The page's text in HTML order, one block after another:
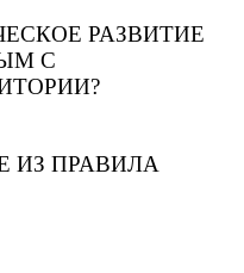
РАЗВИТИЕ
С
ИЗ ПРАВИЛА